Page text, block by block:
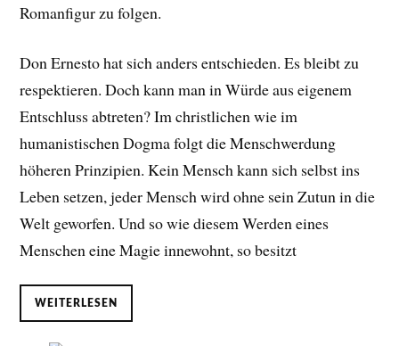
Romanfigur zu folgen.
Don Ernesto hat sich anders entschieden. Es bleibt zu
respektieren. Doch kann man in Würde aus eigenem
Entschluss abtreten? Im christlichen wie im
humanistischen Dogma folgt die Menschwerdung
höheren Prinzipien. Kein Mensch kann sich selbst ins
Leben setzen, jeder Mensch wird ohne sein Zutun in die
Welt geworfen. Und so wie diesem Werden eines
Menschen eine Magie innewohnt, so besitzt
WEITERLESEN